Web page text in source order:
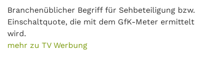
Branchenüblicher Begriff für Sehbeteiligung bzw.
Einschaltquote, die mit dem GfK-Meter ermittelt
wird.
mehr zu TV Werbung